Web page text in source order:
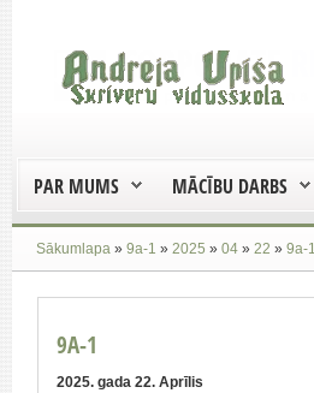
PAR MUMS MĀCĪBU DARBS
Sākumlapa » 9a-1 » 2025 » 04 » 22 » 9a-1
9A-1
2025. gada 22. Aprīlis